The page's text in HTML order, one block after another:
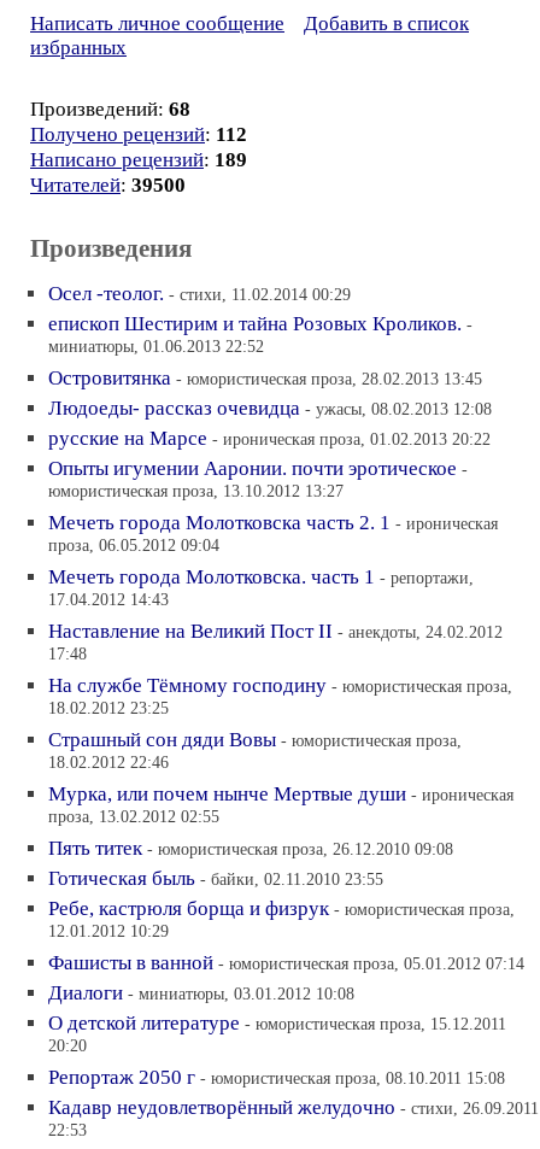
Написать личное сообщение
Добавить в список
избранных
Произведений: 68
Получено рецензий: 112
Написано рецензий: 189
Читателей: 39500
Произведения
Осел -теолог. - стихи, 11.02.2014 00:29
епископ Шестирим и тайна Розовых Кроликов. -
миниатюры, 01.06.2013 22:52
Островитянка - юмористическая проза, 28.02.2013 13:45
Людоеды- рассказ очевидца - ужасы, 08.02.2013 12:08
русские на Марсе - ироническая проза, 01.02.2013 20:22
Опыты игумении Ааронии. почти эротическое -
юмористическая проза, 13.10.2012 13:27
Мечеть города Молотковска часть 2. 1 - ироническая
проза, 06.05.2012 09:04
Мечеть города Молотковска. часть 1 - репортажи,
17.04.2012 14:43
Наставление на Великий Пост II - анекдоты, 24.02.2012
17:48
На службе Тёмному господину - юмористическая проза,
18.02.2012 23:25
Страшный сон дяди Вовы - юмористическая проза,
18.02.2012 22:46
Мурка, или почем нынче Мертвые души - ироническая
проза, 13.02.2012 02:55
Пять титек - юмористическая проза, 26.12.2010 09:08
Готическая быль - байки, 02.11.2010 23:55
Ребе, кастрюля борща и физрук - юмористическая проза,
12.01.2012 10:29
Фашисты в ванной - юмористическая проза, 05.01.2012 07:14
Диалоги - миниатюры, 03.01.2012 10:08
О детской литературе - юмористическая проза, 15.12.2011
20:20
Репортаж 2050 г - юмористическая проза, 08.10.2011 15:08
Кадавр неудовлетворённый желудочно - стихи, 26.09.2011
22:53